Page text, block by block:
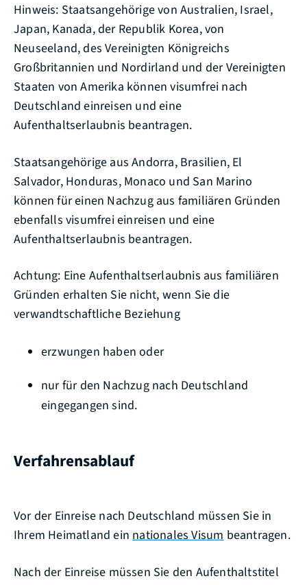
Hinweis: Staatsangehörige von Australien, Israel,
Japan, Kanada, der Republik Korea, von
Neuseeland, des Vereinigten Königreichs
Großbritannien und Nordirland und der Vereinigten
Staaten von Amerika können visumfrei nach
Deutschland einreisen und eine
Aufenthaltserlaubnis beantragen.
Staatsangehörige aus Andorra, Brasilien, El
Salvador, Honduras, Monaco und San Marino
können für einen Nachzug aus familiären Gründen
ebenfalls visumfrei einreisen und eine
Aufenthaltserlaubnis beantragen.
Achtung: Eine Aufenthaltserlaubnis aus familiären
Gründen erhalten Sie nicht, wenn Sie die
verwandtschaftliche Beziehung
erzwungen haben oder
nur für den Nachzug nach Deutschland
eingegangen sind.
Verfahrensablauf
Vor der Einreise nach Deutschland müssen Sie in
Ihrem Heimatland ein nationales Visum beantragen.
Nach der Einreise müssen Sie den Aufenthaltstitel